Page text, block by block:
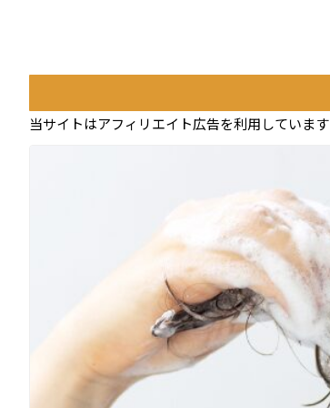
当サイトはアフィリエイト広告を利用しています